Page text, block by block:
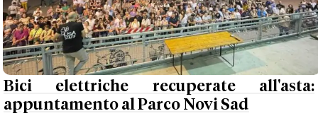
Bici elettriche recuperate all'asta:
appuntamento al Parco Novi Sad